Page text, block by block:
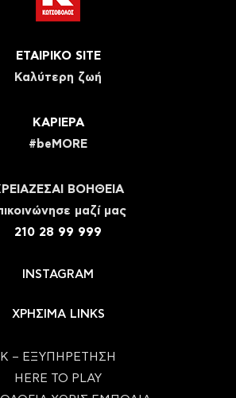
ΕΤΑΙΡΙΚΟ SITE
Καλύτερη ζωή
ΚΑΡΙΕΡΑ
#beMORE
ΒΟΗΘΕΙΑ
μαζί μας
210 28 99 999
INSTAGRAM
ΧΡΗΣΙΜΑ LINKS
Κ – ΕΞΥΠΗΡΕΤΗΣΗ
HERE TO PLAY